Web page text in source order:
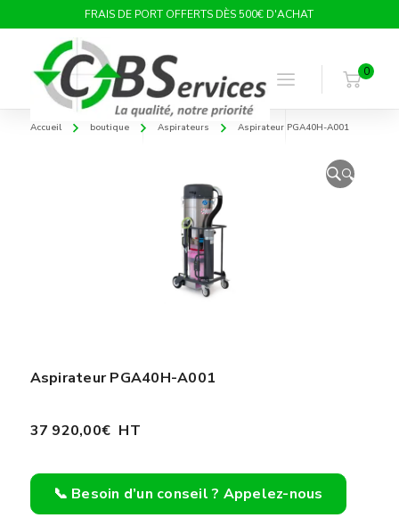
FRAIS DE PORT OFFERTS DÈS 500€ D'ACHAT
0
Accueil boutique Aspirateurs Aspirateur PGA40H-A001
🔍
Aspirateur PGA40H-A001
37 920,00€ HT
📞 Besoin d’un conseil ? Appelez-nous